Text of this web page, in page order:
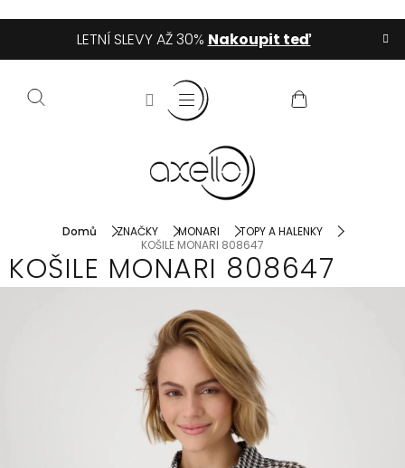
obsah
LETNÍ SLEVY AŽ 30% Nakoupit teď
Domů ZNAČKY MONARI
TOPY A HALENKY
KOŠILE MONARI 808647
KOŠILE MONARI 808647